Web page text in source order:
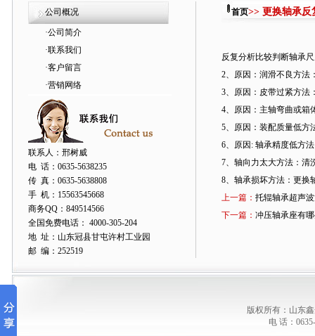
公司概况
·公司简介
·联系我们
·客户留言
·营销网络
联系人：邢树威
电 话：0635-5638235
传 真：0635-5638808
手 机：15563545668
商务QQ：849514566
全国免费电话： 4000-305-204
地 址：山东冠县甘屯许村工业园
邮 编：252519
首页>> 更换轴承反
反复分析比较判断轴承
2、原因：润滑不良方法
3、原因：皮带过紧方法
4、原因：主轴弯曲或箱
5、原因：装配质量低方
6、原因: 轴承精度低方
7、轴向力太大方法：清
8、轴承损坏方法：更换
上一篇： 托辊轴承超声
下一篇： 冲压轴承座有
版权所有：山东
电 话：